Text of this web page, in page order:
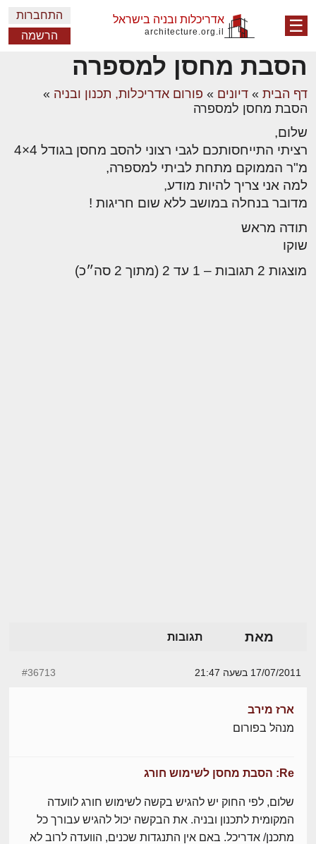
☰ אדריכלות ובניה בישראל
architecture.org.il
התחברות
הרשמה
הסבת מחסן למספרה
דף הבית » דיונים » פורום אדריכלות, תכנון ובניה »
הסבת מחסן למספרה
שלום,
רציתי התייחסותכם לגבי רצוני להסב מחסן בגודל 4×4
מ"ר הממוקם מתחת לביתי למספרה,
למה אני צריך להיות מודע,
מדובר בנחלה במושב ללא שום חריגות !
תודה מראש
שוקו
מוצגות 2 תגובות – 1 עד 2 (מתוך 2 סה״כ)
מאת תגובות
17/07/2011 בשעה 21:47 #36713
ארז מירב
מנהל בפורום
Re: הסבת מחסן לשימוש חורג
שלום, לפי החוק יש להגיש בקשה לשימוש חורג לוועדה
המקומית לתכנון ובניה. את הבקשה יכול להגיש עבורך כל
מתכנן/ אדריכל. באם אין התנגדות שכנים, הוועדה לרוב לא